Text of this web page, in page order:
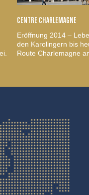
CENTRE CHARLEMAGNE
Eröffnung 2014 –
den Karolingern bis
Route Charlemagne